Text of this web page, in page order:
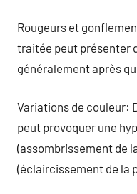
Rougeurs et
traitée peut présenter
généralement après
Variations de couleur:
peut provoquer une
(assombrissement de
(éclaircissement de la